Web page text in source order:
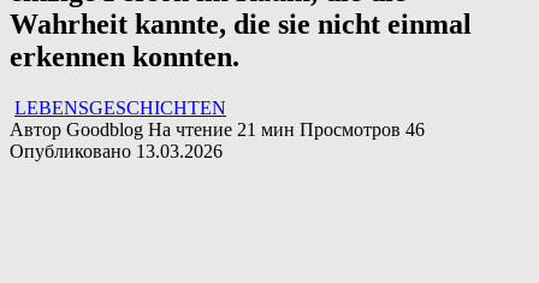
Wahrheit kannte, die sie nicht einmal
erkennen konnten.
LEBENSGESCHICHTEN
Автор Goodblog На чтение 21 мин Просмотров 46
Опубликовано 13.03.2026